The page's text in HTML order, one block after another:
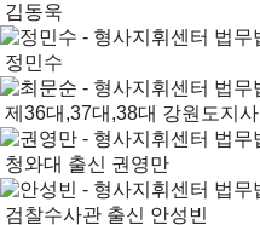
김동욱
정민수
제36대,37대,38대 강원도지사
청와대 출신 권영만
검찰수사관 출신 안성빈